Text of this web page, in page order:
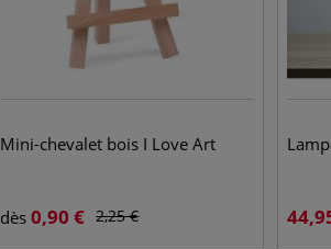
Mini-chevalet bois I Love Art
dès 0,90 € 2,25€